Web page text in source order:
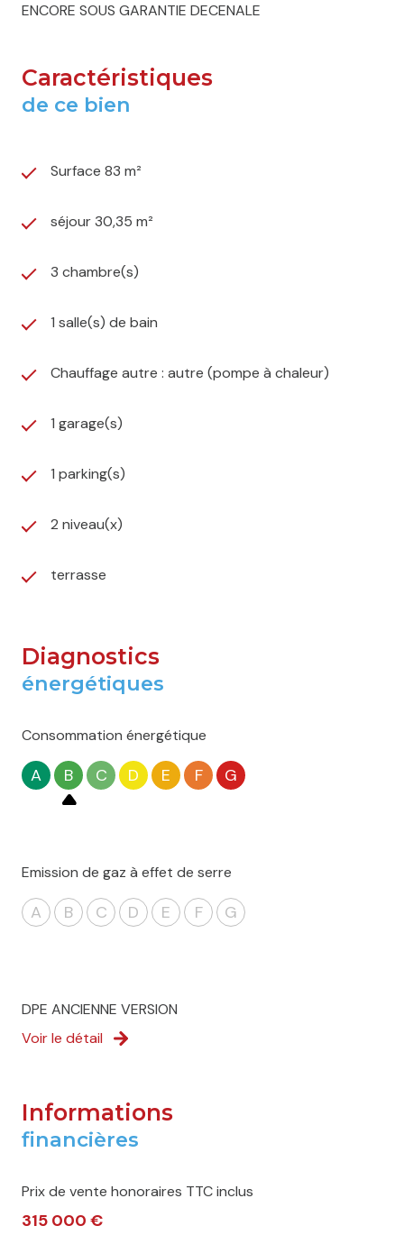
ENCORE SOUS GARANTIE DECENALE
Caractéristiques
de ce bien
Surface 83 m²
séjour 30,35 m²
3 chambre(s)
1 salle(s) de bain
Chauffage autre : autre (pompe à chaleur)
1 garage(s)
1 parking(s)
2 niveau(x)
terrasse
Diagnostics
énergétiques
Consommation énergétique
A B C D E F G
Emission de gaz à effet de serre
A B C D E F G
DPE ANCIENNE VERSION
Voir le détail
Informations
financières
Prix de vente honoraires TTC inclus
315 000 €